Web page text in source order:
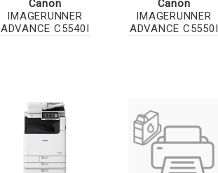
Canon
IMAGERUNNER
ADVANCE C5540I
Canon
IMAGERUNNER
ADVANCE C5550I